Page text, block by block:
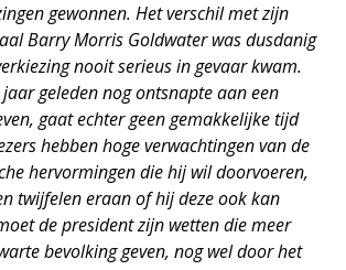
gewonnen. Het verschil met zijn
Barry Morris Goldwater was dusdanig
nooit serieus in gevaar kwam.
geleden nog ontsnapte aan een
gaat echter geen gemakkelijke tijd
hebben hoge verwachtingen van de
hervormingen die hij wil doorvoeren,
twijfelen eraan of hij deze ook kan
de president zijn wetten die meer
bevolking geven, nog wel door het